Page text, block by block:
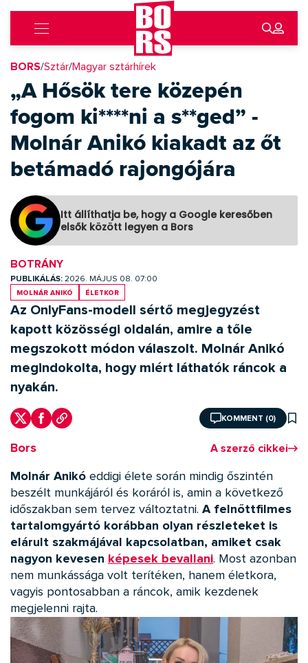
BORS/Sztár/Magyar sztárhírek
„A Hősök tere közepén
fogom ki****ni a s**ged” -
Molnár Anikó kiakadt az őt
betámadó rajongójára
Itt állíthatja be, hogy a Google keresőben
elsők között legyen a Bors
BOTRÁNY
PUBLIKÁLÁS: 2026. MÁJUS 08. 07:00
Molnár Anikó
életkor
Az OnlyFans-modell sértő megjegyzést
kapott közösségi oldalán, amire a tőle
megszokott módon válaszolt. Molnár Anikó
megindokolta, hogy miért láthatók ráncok a
nyakán.
KOMMENT (0)
Bors A szerző cikkei
Molnár Anikó eddigi élete során mindig őszintén
beszélt munkájáról és koráról is, amin a következő
időszakban sem tervez változtatni. A felnőttfilmes
tartalomgyártó korábban olyan részleteket is
elárult szakmájával kapcsolatban, amiket csak
nagyon kevesen képesek bevallani. Most azonban
nem munkássága volt terítéken, hanem életkora,
vagyis pontosabban a ráncok, amik kezdenek
megjelenni rajta.